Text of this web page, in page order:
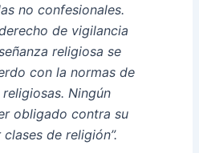
no confesionales.
de vigilancia
religiosa se
con la normas de
Ningún
obligado contra su
de religión”.